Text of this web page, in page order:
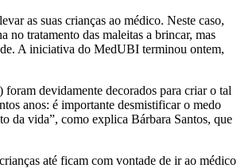
as suas crianças ao médico. Neste caso,
no tratamento das maleitas a brincar, mas
A iniciativa do MedUBI terminou ontem,
devidamente decorados para criar o tal
anos: é importante desmistificar o medo
da vida”, como explica Bárbara Santos, que
até ficam com vontade de ir ao médico